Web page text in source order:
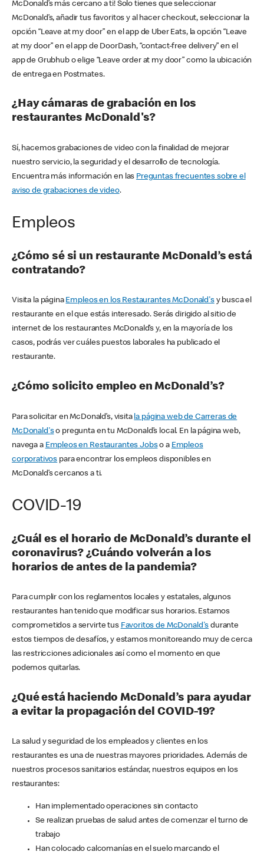
McDonald’s más cercano a ti! Solo tienes que seleccionar
McDonald’s, añadir tus favoritos y al hacer checkout, seleccionar la
opción “Leave at my door” en el app de Uber Eats, la opción “Leave
at my door” en el app de DoorDash, “contact-free delivery” en el
app de Grubhub o elige “Leave order at my door” como la ubicación
de entrega en Postmates.
¿Hay cámaras de grabación en los
restaurantes McDonald's?
Sí, hacemos grabaciones de video con la finalidad de mejorar
nuestro servicio, la seguridad y el desarrollo de tecnología.
Encuentra más información en las Preguntas frecuentes sobre el
aviso de grabaciones de video.
Empleos
¿Cómo sé si un restaurante McDonald’s está
contratando?
Visita la página Empleos en los Restaurantes McDonald'sy busca el
restaurante en el que estás interesado. Serás dirigido al sitio de
internet de los restaurantes McDonald’s y, en la mayoría de los
casos, podrás ver cuáles puestos laborales ha publicado el
restaurante.
¿Cómo solicito empleo en McDonald’s?
Para solicitar en McDonald’s, visita la página web de Carreras de
McDonald'so pregunta en tu McDonald’s local. En la página web,
navega a Empleos en Restaurantes Jobso a Empleos
corporativos para encontrar los empleos disponibles en
McDonald’s cercanos a ti.
COVID-19
¿Cuál es el horario de McDonald’s durante el
coronavirus? ¿Cuándo volverán a los
horarios de antes de la pandemia?
Para cumplir con los reglamentos locales y estatales, algunos
restaurantes han tenido que modificar sus horarios. Estamos
comprometidos a servirte tus Favoritos de McDonald's durante
estos tiempos de desafíos, y estamos monitoreando muy de cerca
las restricciones adicionales así como el momento en que
podemos quitarlas.
¿Qué está haciendo McDonald’s para ayudar
a evitar la propagación del COVID-19?
La salud y seguridad de los empleados y clientes en los
restaurantes es una de nuestras mayores prioridades. Además de
nuestros procesos sanitarios estándar, nuestros equipos en los
restaurantes:
Han implementado operaciones sin contacto
Se realizan pruebas de salud antes de comenzar el turno de
trabajo
Han colocado calcomanías en el suelo marcando el